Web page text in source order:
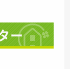
ー